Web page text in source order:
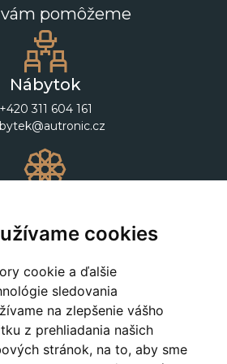
cookies
cookie a ďalšie
sledovania
na zlepšenie vášho
z prehliadania našich
stránok, na to, aby sme
pomôžeme
Nábytok
+420 311 604 161
+420 311 604 182